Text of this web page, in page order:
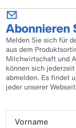
Abonnieren
Melden Sie sich für
aus dem
Milchwirtschaft und
können sich
abmelden. Es findet
jeder unserer
Vorname